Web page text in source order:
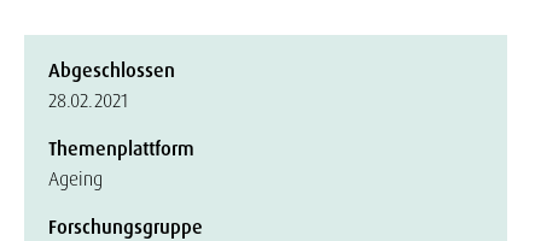
Abgeschlossen
28.02.2021
Themenplattform
Ageing
Forschungsgruppe